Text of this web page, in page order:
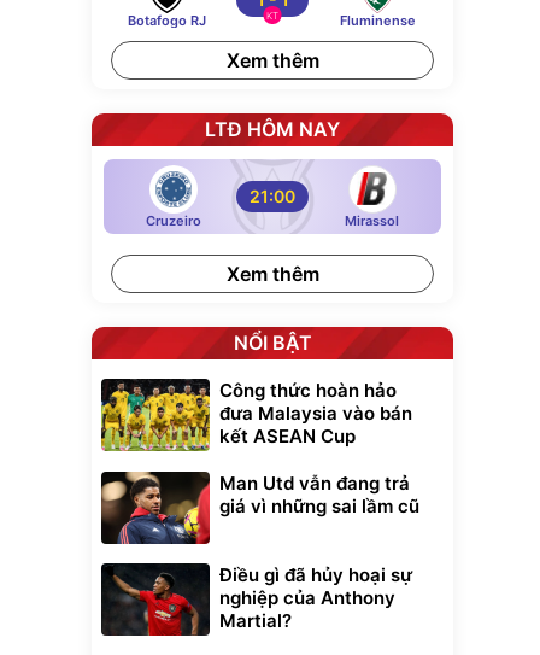
cầm
áp
Bạt phủ xe ô tô
Xe đạp điện trợ
Botafogo RJ KT Fluminense
Xem thêm
LTĐ HÔM NAY
Cruzeiro
21:00
Mirassol
Xem thêm
NỔI BẬT
Công thức hoàn hảo
đưa Malaysia vào bán
kết ASEAN Cup
Man Utd vẫn đang trả
giá vì những sai lầm cũ
Điều gì đã hủy hoại sự
nghiệp của Anthony
Martial?